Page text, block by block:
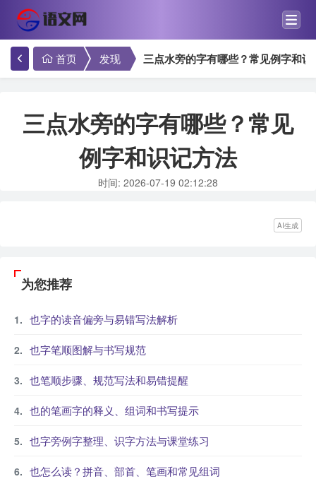
首页 发现 三点水旁的字有哪些？常见例字和识
三点水旁的字有哪些？常见
例字和识记方法
时间: 2026-07-19 02:12:28
AI生成
为您推荐
也字的读音偏旁与易错写法解析
也字笔顺图解与书写规范
也笔顺步骤、规范写法和易错提醒
也的笔画字的释义、组词和书写提示
也字旁例字整理、识字方法与课堂练习
也怎么读？拼音、部首、笔画和常见组词